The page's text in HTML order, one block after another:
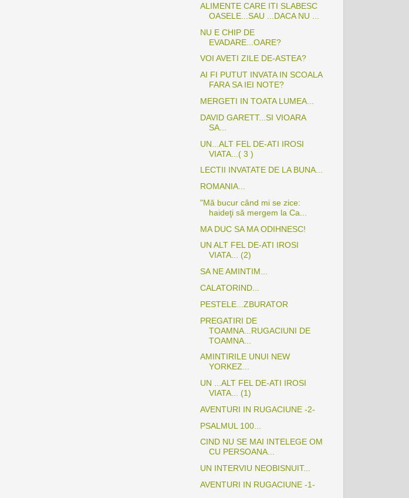
ALIMENTE CARE ITI SLABESC
OASELE...SAU ...DACA NU ...
NU E CHIP DE
EVADARE...OARE?
VOI AVETI ZILE DE-ASTEA?
AI FI PUTUT INVATA IN SCOALA
FARA SA IEI NOTE?
MERGETI IN TOATA LUMEA...
DAVID GARETT...SI VIOARA
SA...
UN...ALT FEL DE-ATI IROSI
VIATA...( 3 )
LECTII INVATATE DE LA BUNA...
ROMANIA...
"Mă bucur când mi se zice:
haideţi să mergem la Ca...
MA DUC SA MA ODIHNESC!
UN ALT FEL DE-ATI IROSI
VIATA... (2)
SA NE AMINTIM...
CALATORIND...
PESTELE...ZBURATOR
PREGATIRI DE
TOAMNA...RUGACIUNI DE
TOAMNA...
AMINTIRILE UNUI NEW
YORKEZ...
UN ...ALT FEL DE-ATI IROSI
VIATA... (1)
AVENTURI IN RUGACIUNE -2-
PSALMUL 100...
CIND NU SE MAI INTELEGE OM
CU PERSOANA...
UN INTERVIU NEOBISNUIT...
AVENTURI IN RUGACIUNE -1-